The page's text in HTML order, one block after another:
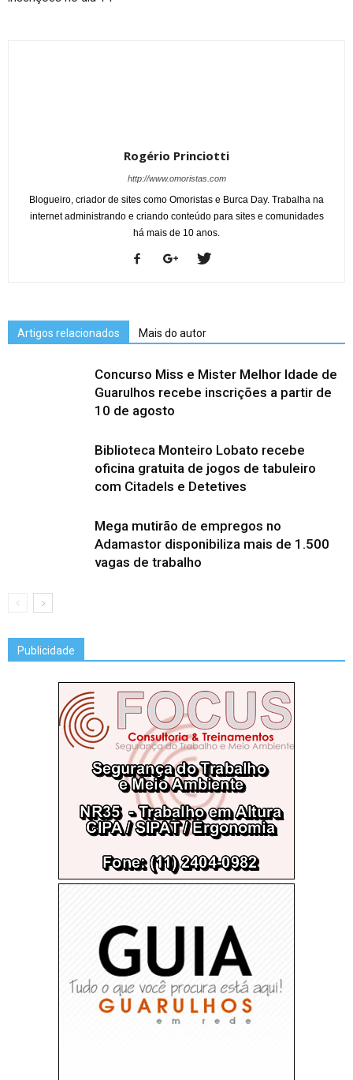
Rogério Princiotti
http://www.omoristas.com
Blogueiro, criador de sites como Omoristas e Burca Day. Trabalha na
internet administrando e criando conteúdo para sites e comunidades
há mais de 10 anos.
Artigos relacionados Mais do autor
Concurso Miss e Mister Melhor Idade de
Guarulhos recebe inscrições a partir de
10 de agosto
Biblioteca Monteiro Lobato recebe
oficina gratuita de jogos de tabuleiro
com Citadels e Detetives
Mega mutirão de empregos no
Adamastor disponibiliza mais de 1.500
vagas de trabalho
Publicidade